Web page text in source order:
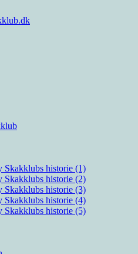
Viby Skakklub er en af
med spillere i alle styrkelag.
historie (1)
historie (2)
historie (3)
historie (4)
historie (5)